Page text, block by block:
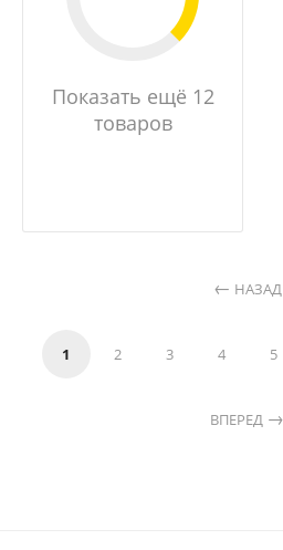
Показать ещё 12
товаров
НАЗАД
1 2 3 4 5
ВПЕРЕД